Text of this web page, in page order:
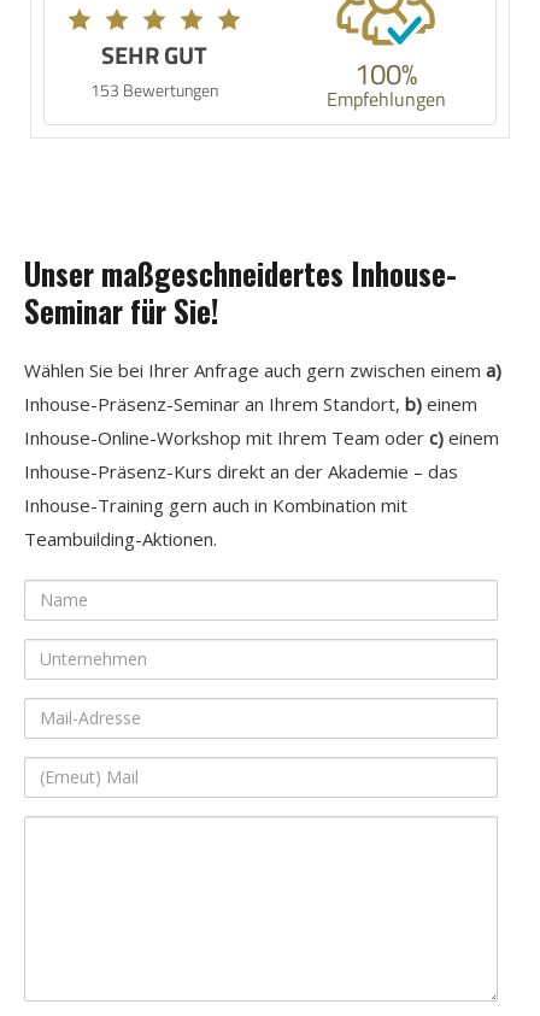
SEHR GUT
153 Bewertungen 100%
Empfehlungen
Unser maßgeschneidertes Inhouse-
Seminar für Sie!
Wählen Sie bei Ihrer Anfrage auch gern zwischen einem a)
Inhouse-Präsenz-Seminar an Ihrem Standort, b) einem
Inhouse-Online-Workshop mit Ihrem Team oder c) einem
Inhouse-Präsenz-Kurs direkt an der Akademie – das
Inhouse-Training gern auch in Kombination mit
Teambuilding-Aktionen.
Name
Unternehmen
Mail-
Adresse
(Erneut)
Mail